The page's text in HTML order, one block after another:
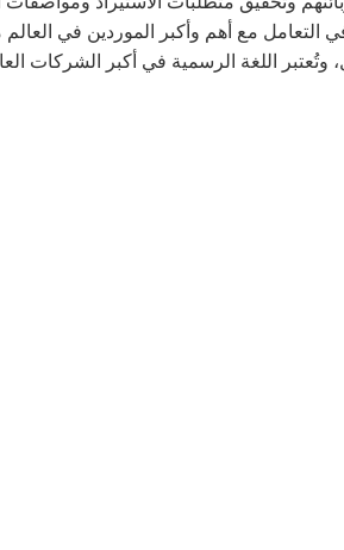
التعامل مع أهم وأكبر الموردين في
وتُعتبر اللغة الرسمية في أكبر الشركات